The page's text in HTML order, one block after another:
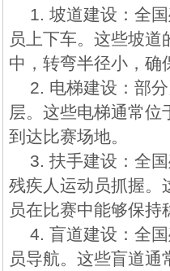
1. 坡道建设：全
员上下车。这些坡
中，转弯半径小，确
2. 电梯建设：部
层。这些电梯通常位
到达比赛场地。
3. 扶手建设：全
残疾人运动员抓握。
员在比赛中能够保持
4. 盲道建设：全
员导航。这些盲道